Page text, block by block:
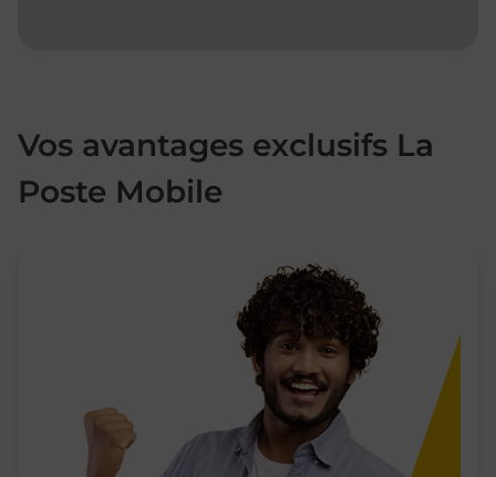
Vos avantages exclusifs La
Poste Mobile